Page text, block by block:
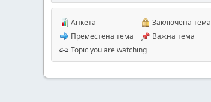
Анкета
Преместена тема
Заключена тема
Важна тема
Topic you are watching